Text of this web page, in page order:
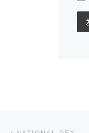
文章导航